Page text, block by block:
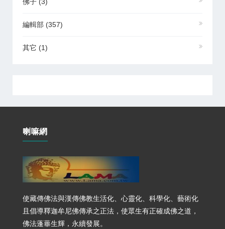
佛子 (3)
編輯部 (357)
其它 (1)
喇嘛網
使藏傳佛法與漢傳佛教生活化、心靈化、科學化、藝術化
且倡導釋迦牟尼佛傳承之正法，使眾生有正確成佛之道，
佛法蓬蓽生輝，永續發展。